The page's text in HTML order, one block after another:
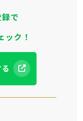
で
ック！